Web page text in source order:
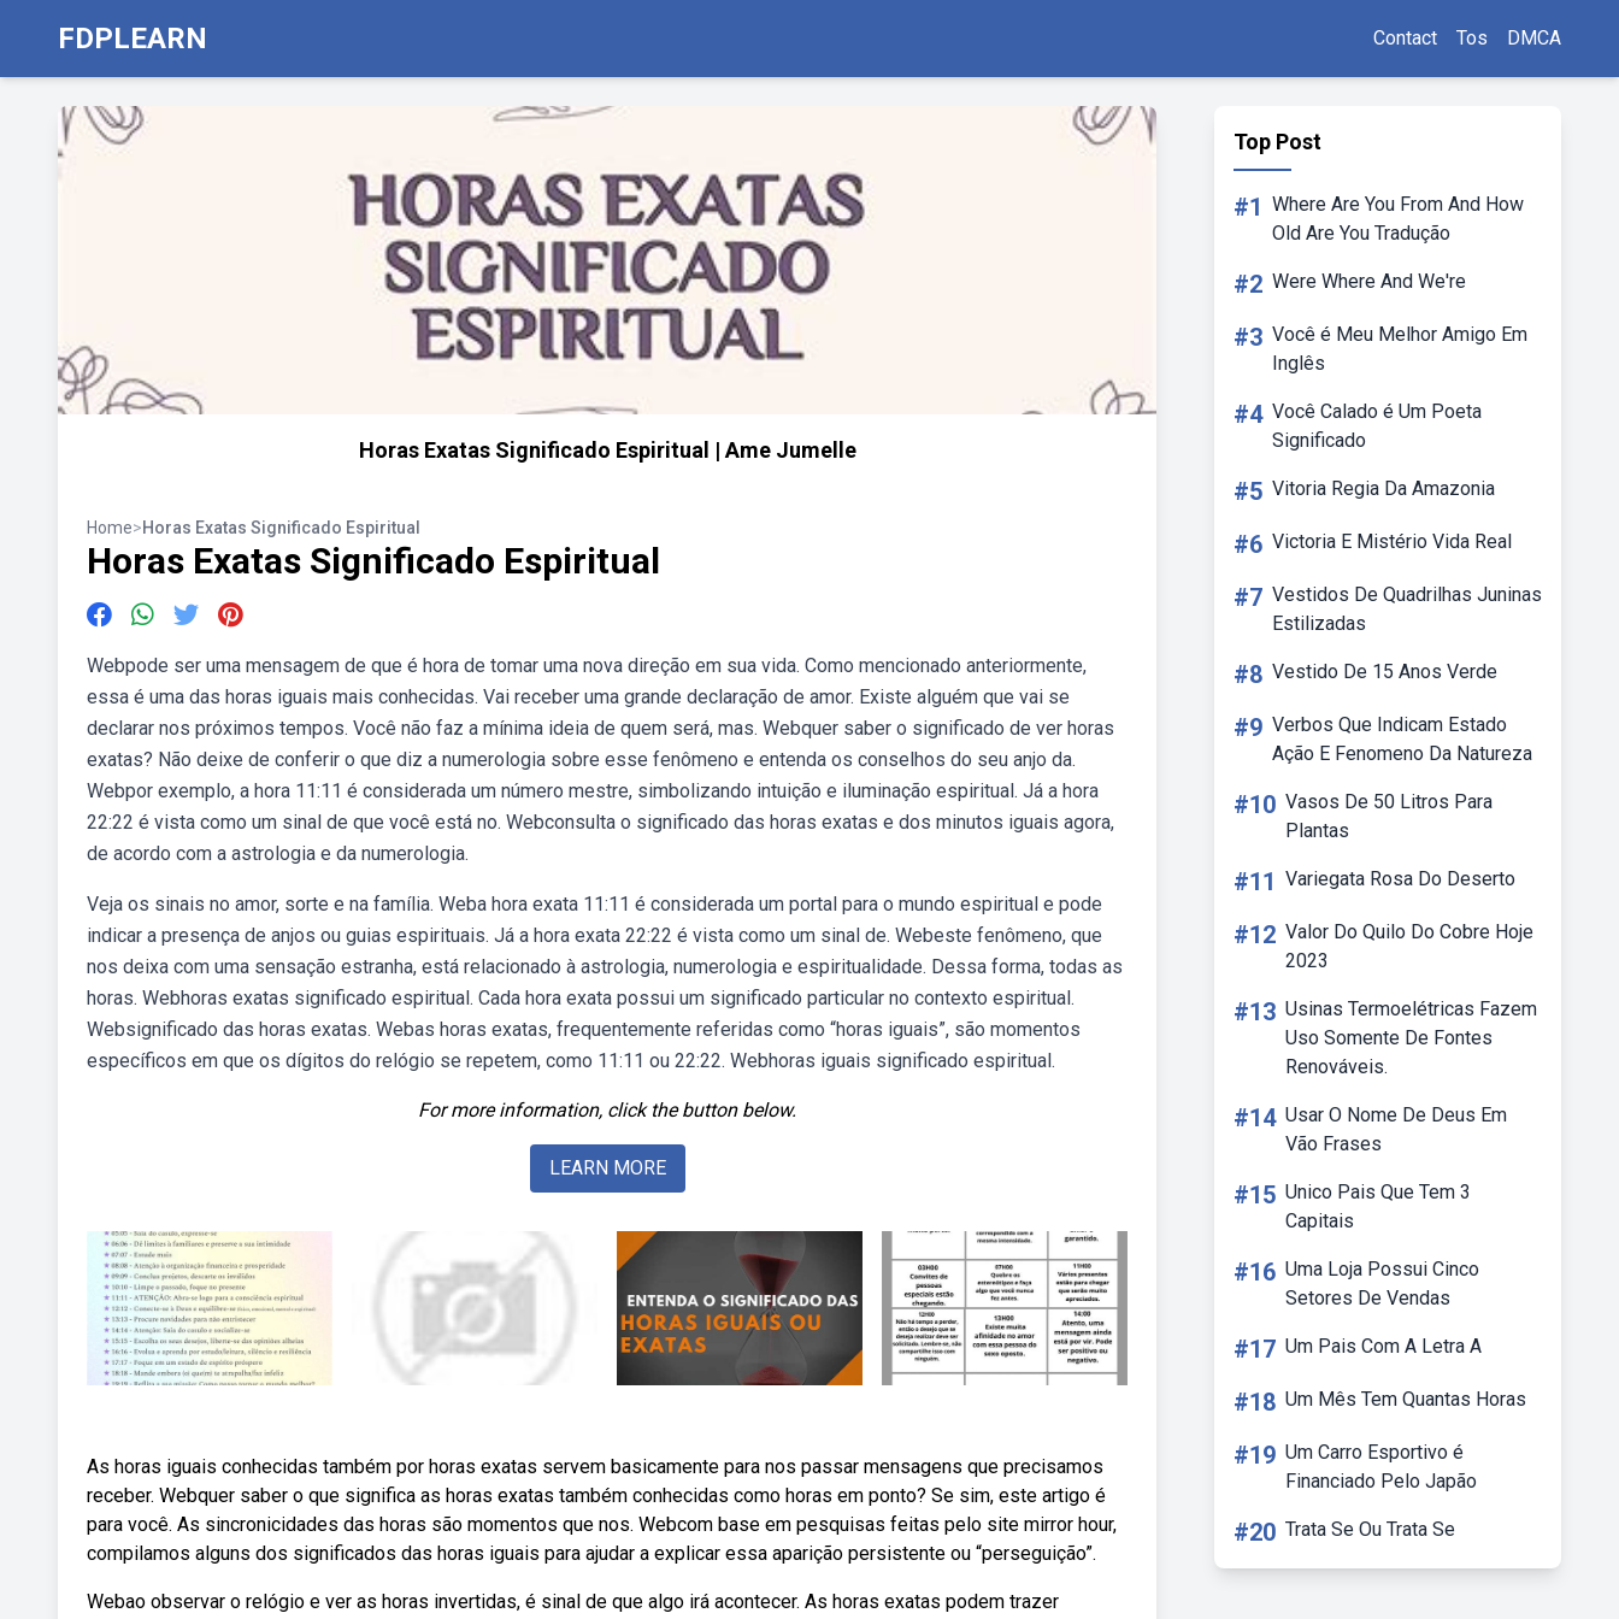
FDPLEARN Contact Tos DMCA
Horas Exatas Significado Espiritual | Ame Jumelle
Home>Horas Exatas Significado Espiritual
Horas Exatas Significado Espiritual
Webpode ser uma mensagem de que é hora de tomar uma nova direção em sua vida. Como mencionado anteriormente,
essa é uma das horas iguais mais conhecidas. Vai receber uma grande declaração de amor. Existe alguém que vai se
declarar nos próximos tempos. Você não faz a mínima ideia de quem será, mas. Webquer saber o significado de ver horas
exatas? Não deixe de conferir o que diz a numerologia sobre esse fenômeno e entenda os conselhos do seu anjo da.
Webpor exemplo, a hora 11:11 é considerada um número mestre, simbolizando intuição e iluminação espiritual. Já a hora
22:22 é vista como um sinal de que você está no. Webconsulta o significado das horas exatas e dos minutos iguais agora,
de acordo com a astrologia e da numerologia.
Veja os sinais no amor, sorte e na família. Weba hora exata 11:11 é considerada um portal para o mundo espiritual e pode
indicar a presença de anjos ou guias espirituais. Já a hora exata 22:22 é vista como um sinal de. Webeste fenômeno, que
nos deixa com uma sensação estranha, está relacionado à astrologia, numerologia e espiritualidade. Dessa forma, todas as
horas. Webhoras exatas significado espiritual. Cada hora exata possui um significado particular no contexto espiritual.
Websignificado das horas exatas. Webas horas exatas, frequentemente referidas como “horas iguais”, são momentos
específicos em que os dígitos do relógio se repetem, como 11:11 ou 22:22. Webhoras iguais significado espiritual.
For more information, click the button below.
LEARN MORE
As horas iguais conhecidas também por horas exatas servem basicamente para nos passar mensagens que precisamos
receber. Webquer saber o que significa as horas exatas também conhecidas como horas em ponto? Se sim, este artigo é
para você. As sincronicidades das horas são momentos que nos. Webcom base em pesquisas feitas pelo site mirror hour,
compilamos alguns dos significados das horas iguais para ajudar a explicar essa aparição persistente ou “perseguição”.
Webao observar o relógio e ver as horas invertidas, é sinal de que algo irá acontecer. As horas exatas podem trazer
Top Post
#1 Where Are You From And How
Old Are You Tradução
#2 Were Where And We're
#3 Você é Meu Melhor Amigo Em
Inglês
#4 Você Calado é Um Poeta
Significado
#5 Vitoria Regia Da Amazonia
#6 Victoria E Mistério Vida Real
#7 Vestidos De Quadrilhas Juninas
Estilizadas
#8 Vestido De 15 Anos Verde
#9 Verbos Que Indicam Estado
Ação E Fenomeno Da Natureza
#10 Vasos De 50 Litros Para
Plantas
#11 Variegata Rosa Do Deserto
#12 Valor Do Quilo Do Cobre Hoje
2023
#13 Usinas Termoelétricas Fazem
Uso Somente De Fontes
Renováveis.
#14 Usar O Nome De Deus Em
Vão Frases
#15 Unico Pais Que Tem 3
Capitais
#16 Uma Loja Possui Cinco
Setores De Vendas
#17 Um Pais Com A Letra A
#18 Um Mês Tem Quantas Horas
#19 Um Carro Esportivo é
Financiado Pelo Japão
#20 Trata Se Ou Trata Se